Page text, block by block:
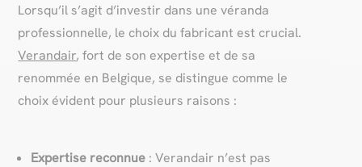
Lorsqu’il s’agit d’investir dans une véranda
professionnelle, le choix du fabricant est crucial.
Verandair, fort de son expertise et de sa
renommée en Belgique, se distingue comme le
choix évident pour plusieurs raisons :
Expertise reconnue : Verandair n’est pas